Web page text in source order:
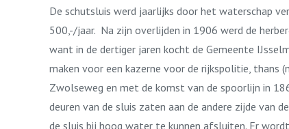
De schutsluis werd jaarlijks door het waterschap
500,-/jaar. Na zijn overlijden in 1906 werd de
want in de dertiger jaren kocht de Gemeente
maken voor een kazerne voor de rijkspolitie, thans
Zwolseweg en met de komst van de spoorlijn in
deuren van de sluis zaten aan de andere zijde
de sluis bij hoog water te kunnen afsluiten. Er